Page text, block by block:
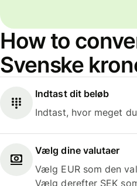
How to
Svenske
Indtast dit beløb
Indtast, hvor meget
Vælg dine valutaer
Vælg EUR som den
Vælg derefter SEK